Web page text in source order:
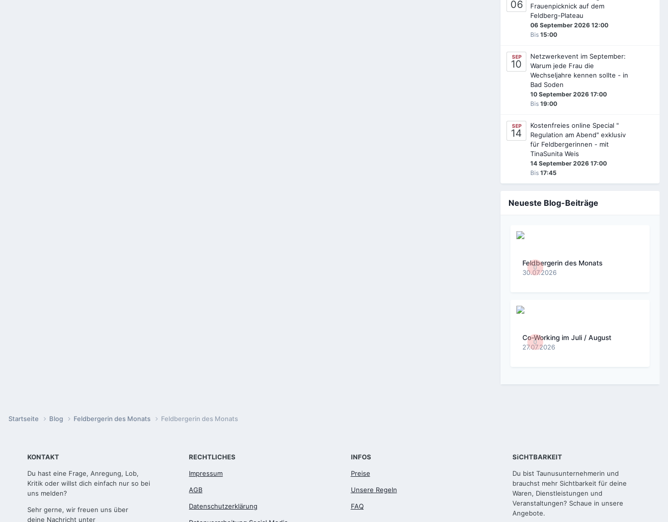
06
Frauenpicknick auf dem
Feldberg-Plateau
06 September 2026 12:00
Bis 15:00
SEP
10
Netzwerkevent im September:
Warum jede Frau die
Wechseljahre kennen sollte - in
Bad Soden
10 September 2026 17:00
Bis 19:00
SEP
14
Kostenfreies online Special "
Regulation am Abend" exklusiv
für Feldbergerinnen - mit
TinaSunita Weis
14 September 2026 17:00
Bis 17:45
Neueste Blog-Beiträge
0
Feldbergerin des Monats
30.07.2026
0
Co-Working im Juli / August
27.07.2026
Startseite Blog Feldbergerin des Monats Feldbergerin des Monats
KONTAKT
Du hast eine Frage, Anregung, Lob,
Kritik oder willst dich einfach nur so bei
uns melden?
Sehr gerne, wir freuen uns über
deine Nachricht unter
RECHTLICHES
Impressum
AGB
Datenschutzerklärung
INFOS
Preise
Unsere Regeln
FAQ
SiCHTBARKEIT
Du bist Taunusunternehmerin und
brauchst mehr Sichtbarkeit für deine
Waren, Dienstleistungen und
Veranstaltungen? Schaue in unsere
Angebote.